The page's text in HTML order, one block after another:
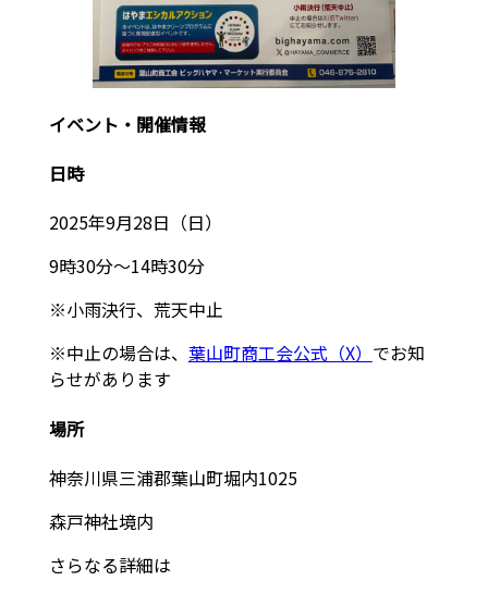
イベント・開催情報
日時
2025年9月28日（日）
9時30分～14時30分
※小雨決行、荒天中止
※中止の場合は、 葉山町商工会公式（X） でお知
らせがあります
場所
神奈川県三浦郡葉山町堀内1025
森戸神社境内
さらなる詳細は